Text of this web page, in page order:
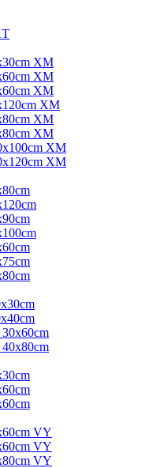
XM
XM
XM
XM
XM
XM
XM
XM
VY
VY
VY